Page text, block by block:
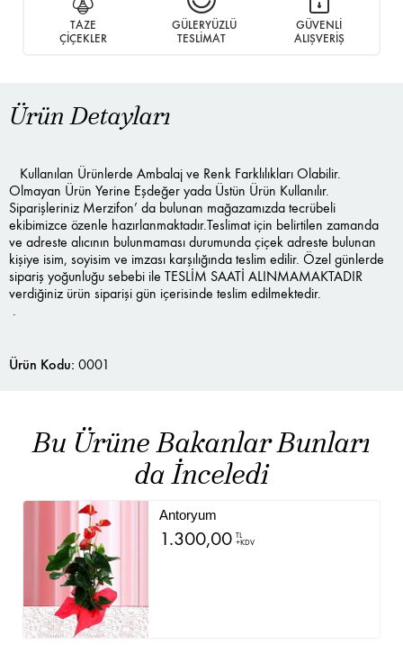
TAZE
ÇİÇEKLER
GÜLERYÜZLÜ
TESLİMAT
GÜVENLİ
ALIŞVERİŞ
Ürün Detayları
Kullanılan Ürünlerde Ambalaj ve Renk Farklılıkları Olabilir.
Olmayan Ürün Yerine Eşdeğer yada Üstün Ürün Kullanılır.
Siparişleriniz Merzifon’ da bulunan mağazamızda tecrübeli
ekibimizce özenle hazırlanmaktadır.Teslimat için belirtilen zamanda
ve adreste alıcının bulunmaması durumunda çiçek adreste bulunan
kişiye isim, soyisim ve imzası karşılığında teslim edilir. Özel günlerde
sipariş yoğunluğu sebebi ile TESLİM SAATİ ALINMAMAKTADIR
verdiğiniz ürün siparişi gün içerisinde teslim edilmektedir.
Ürün Kodu: 0001
Bu Ürüne Bakanlar Bunları
da İnceledi
Antoryum
1.300,00 TL
+KDV